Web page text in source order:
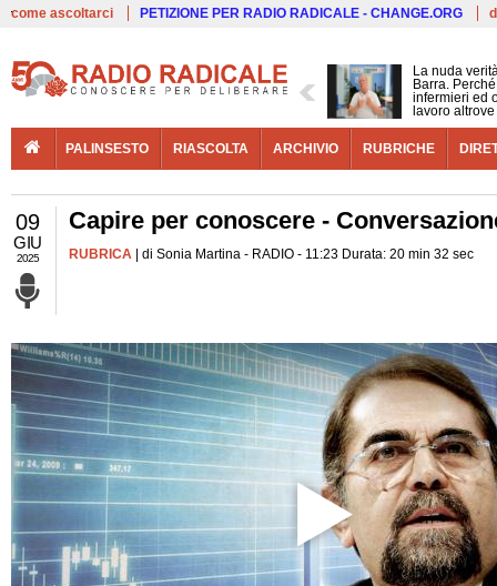
come ascoltarci PETIZIONE PER RADIO RADICALE - CHANGE.ORG
La nuda
Barra.
infermieri ed
lavoro altrove
PALINSESTO RIASCOLTA ARCHIVIO RUBRICHE
09
GIU
2025
Capire per conoscere -
RUBRICA | di Sonia Martina - RADIO - 11:23 Durata: 20 min 32 sec